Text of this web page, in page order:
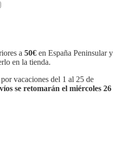
a 50€ en España Peninsular y
en la tienda.
vacaciones del 1 al 25 de
se retomarán el miércoles 26